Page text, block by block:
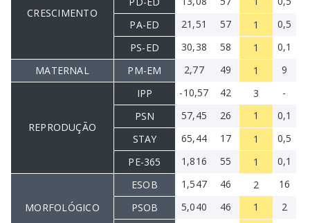
CRESCIMENTO
PA-ED
21,51 57 1
0,5
PS-ED
30,38 58 1
0,1
MATERNAL
PM-EM 2,77 49 1 9
REPRODUÇÃO
IPP -10,57 42 3
-
PSN
57,45 26 1
0,1
STAY
65,44 17 1
0,5
PE-365
1,816 55 1 0,1
MORFOLÓGICO
ESOB 1,547 46 2
16
PSOB
5,040 46 1
2